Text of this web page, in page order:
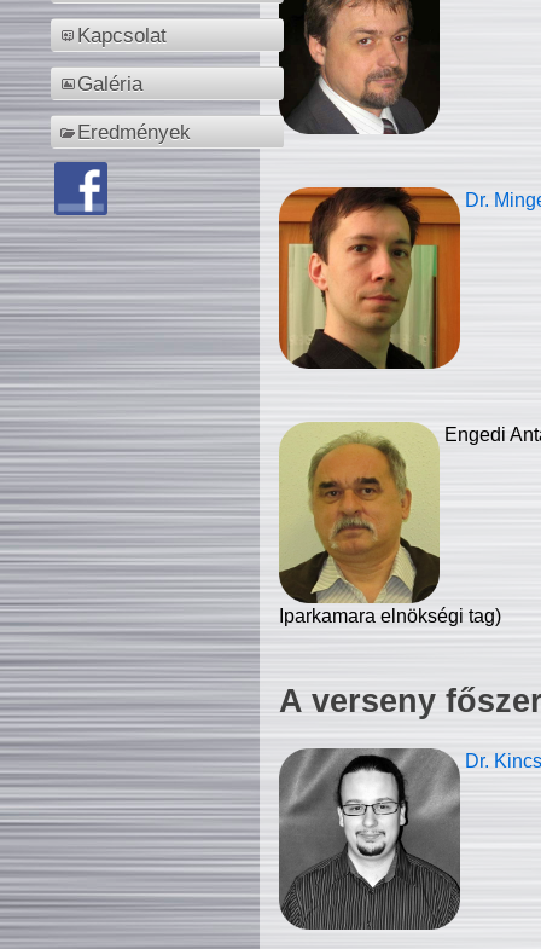
Kapcsolat
Galéria
Eredmények
Dr.
Engedi
Iparkamara elnökségi tag)
A verseny
Dr.